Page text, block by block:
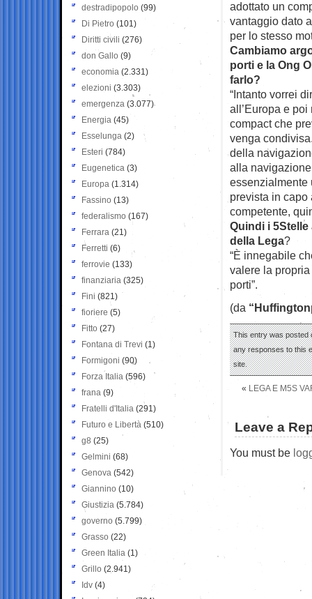
adottato un
vantaggio dato
per lo stesso
Cambiamo
porti e la Ong
farlo?
“Intanto vorrei
all’Europa e
compact che
venga
della
alla
essenzialmente
prevista in capo
competente,
Quindi i
della Lega?
“È innegabile
valere la
porti”.
(da
This entry was posted
any responses to this
site.
« LEGA E M5S
Leave a
You must be
destradipopolo (99)
Di Pietro (101)
Diritti civili (276)
don Gallo (9)
economia (2.331)
elezioni (3.303)
emergenza (3.077)
Energia (45)
Esselunga (2)
Esteri (784)
Eugenetica (3)
Europa (1.314)
Fassino (13)
federalismo (167)
Ferrara (21)
Ferretti (6)
ferrovie (133)
finanziaria (325)
Fini (821)
fioriere (5)
Fitto (27)
Fontana di Trevi (1)
Formigoni (90)
Forza Italia (596)
frana (9)
Fratelli d'Italia (291)
Futuro e Libertà (510)
g8 (25)
Gelmini (68)
Genova (542)
Giannino (10)
Giustizia (5.784)
governo (5.799)
Grasso (22)
Green Italia (1)
Grillo (2.941)
Idv (4)